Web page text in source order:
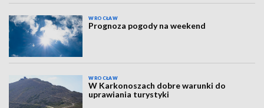
WROCŁAW
Prognoza pogody na weekend
WROCŁAW
W Karkonoszach dobre warunki do
uprawiania turystyki